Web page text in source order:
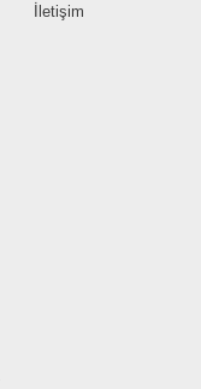
İletişim